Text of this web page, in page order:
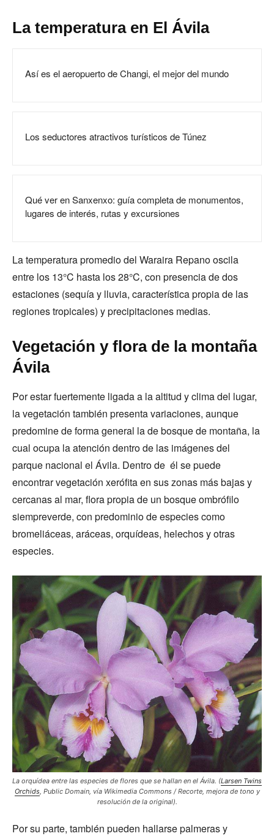
La temperatura en El Ávila
Así es el aeropuerto de Changi, el mejor del mundo
Los seductores atractivos turísticos de Túnez
Qué ver en Sanxenxo: guía completa de monumentos,
lugares de interés, rutas y excursiones
La temperatura promedio del Waraira Repano oscila
entre los 13°C hasta los 28°C, con presencia de dos
estaciones (sequía y lluvia, característica propia de las
regiones tropicales) y precipitaciones medias.
Vegetación y flora de la montaña
Ávila
Por estar fuertemente ligada a la altitud y clima del lugar,
la vegetación también presenta variaciones, aunque
predomine de forma general la de bosque de montaña, la
cual ocupa la atención dentro de las imágenes del
parque nacional el Ávila. Dentro de él se puede
encontrar vegetación xerófita en sus zonas más bajas y
cercanas al mar, flora propia de un bosque ombrófilo
siempreverde, con predominio de especies como
bromeliáceas, aráceas, orquídeas, helechos y otras
especies.
La orquídea entre las especies de flores que se hallan en el Ávila. (Larsen Twins
Orchids, Public Domain, vía Wikimedia Commons / Recorte, mejora de tono y
resolución de la original).
Por su parte, también pueden hallarse palmeras y